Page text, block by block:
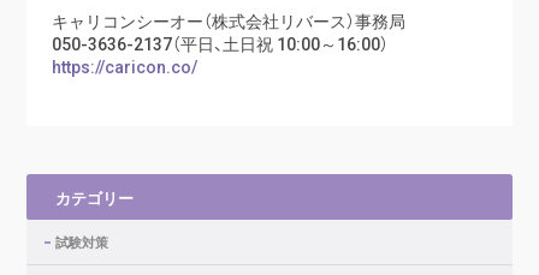
キャリコンシーオー（株式会社リバース）事務局
050-3636-2137（平日、土日祝 10:00～16:00）
https://caricon.co/
カテゴリー
試験対策